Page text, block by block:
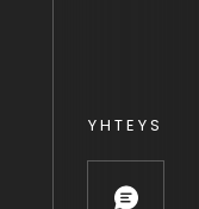
YHTEYS